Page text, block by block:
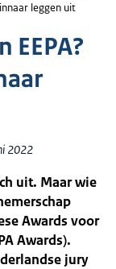
leggen uit
EEPA?
2022
uit. Maar wie
Awards voor
Awards).
jury